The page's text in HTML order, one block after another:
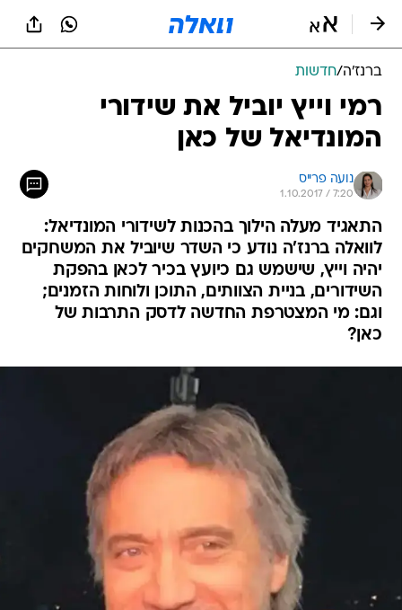
ברנז'ה/חדשות
רמי וייץ יוביל את שידורי
המונדיאל של כאן
נועה פרייס
1.10.2017 / 7:20
התאגיד מעלה הילוך בהכנות לשידורי המונדיאל:
לוואלה ברנז'ה נודע כי השדר שיוביל את המשחקים
יהיה וייץ, שישמש גם כיועץ בכיר לכאן בהפקת
השידורים, בניית הצוותים, התוכן ולוחות הזמנים;
וגם: מי המצטרפת החדשה לדסק התרבות של
כאן?